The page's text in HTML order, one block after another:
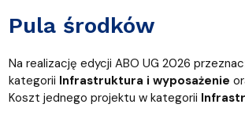
Pula środków
Na realizację edycji ABO UG 2026
kategorii Infrastruktura i wyposażenie
Koszt jednego projektu w kategorii